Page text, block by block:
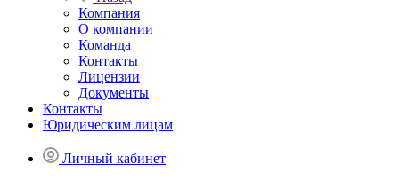
Компания
О компании
Команда
Контакты
Лицензии
Документы
Контакты
Юридическим лицам
Личный кабинет